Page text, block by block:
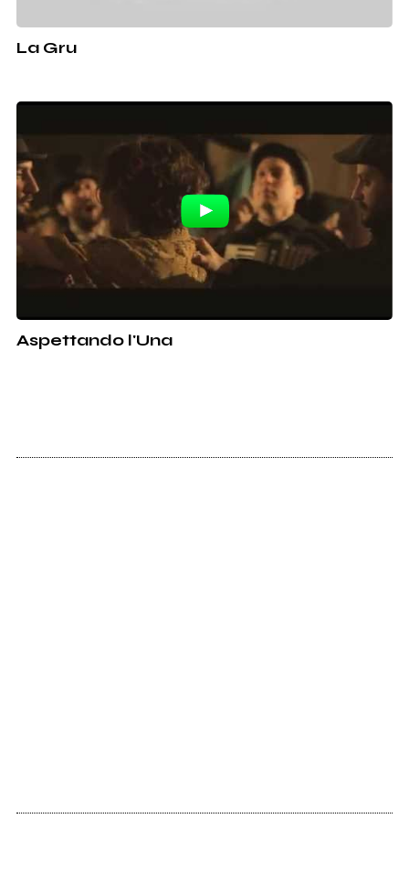
La Gru
Aspettando l'Una